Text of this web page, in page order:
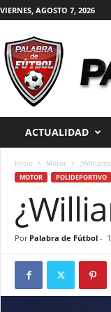
VIERNES, AGOSTO 7, 2026
ACTUALIDAD
Inicio Motor
MOTOR POLIDEPORTIVO
Por Palabra de Fútbol -